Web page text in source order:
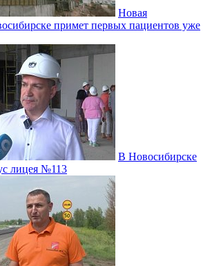
Новая
примет первых пациентов уже
В Новосибирске
лицея №113